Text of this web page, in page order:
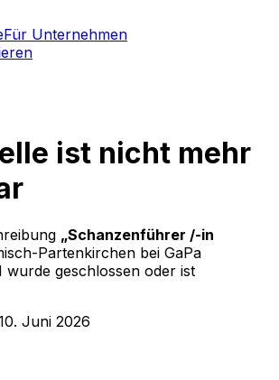
Für Unternehmen
ist nicht mehr
„Schanzenführer /-in
Partenkirchen bei GaPa
wurde geschlossen oder ist
Juni 2026